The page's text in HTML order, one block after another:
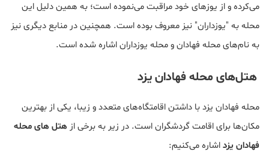
می‌کرده و از یوزهای خود مراقبت می‌نموده است؛ به همین دلیل این
محله به "یوزداران" نیز معروف بوده است. همچنین در منابع دیگری نیز
به نام‌های محله فهادان و محله یوزداران اشاره شده است.
هتل‌های محله فهادان یزد
محله فهادان یزد با داشتن اقامتگاه‌های متعدد و زیبا، یکی از بهترین
مکان‌ها برای اقامت گردشگران است. در زیر به برخی از هتل های محله
فهادان یزداشاره می‌کنیم: